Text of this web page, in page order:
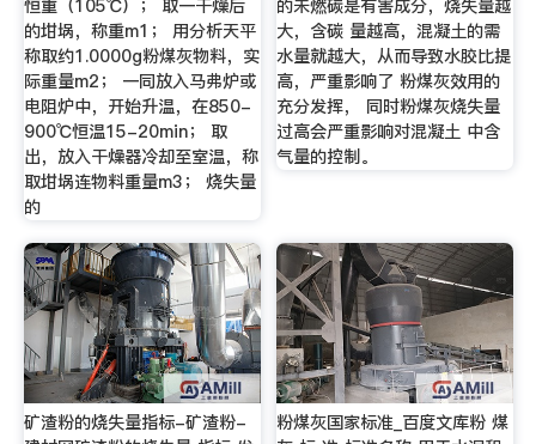
恒重（105℃）； 取一干燥后
的坩埚，称重m1； 用分析天平
称取约1.0000g粉煤灰物料，实
际重量m2； 一同放入马弗炉或
电阻炉中，开始升温，在850-
900℃恒温15-20min； 取
出，放入干燥器冷却至室温，称
取坩埚连物料重量m3； 烧失量
的
的未燃碳是有害成分，烧失量越
大，含碳 量越高，混凝土的需
水量就越大，从而导致水胶比提
高，严重影响了 粉煤灰效用的
充分发挥， 同时粉煤灰烧失量
过高会严重影响对混凝土 中含
气量的控制。
矿渣粉的烧失量指标-矿渣粉-
粉煤灰国家标准_百度文库粉 煤